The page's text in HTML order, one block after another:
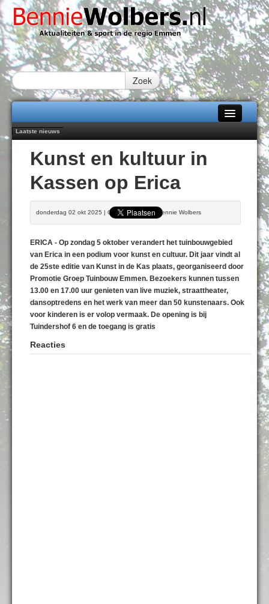
Zoek
Home
Alle categorieën
Over Bennie Wolbers
Fotoboek
Laatste nieuws
Jubileumfeest 35 jaar De Amer
Hunzeloopwandeltocht keert op 19 september 2026 terug naar Zuidlaren
102 kaarsen voor eeuwling Mieke Sijbom-Maatje
Kunst en kultuur in
Kassen op Erica
donderdag 02 okt 2025 | Geschreven door Bennie Wolbers
ERICA - Op zondag 5 oktober verandert het tuinbouwgebied
van Erica in een podium voor kunst en cultuur. Dit jaar vindt al
de 25ste editie van Kunst in de Kas plaats, georganiseerd door
Promotie Groep Tuinbouw Emmen. Bezoekers kunnen tussen
13.00 en 17.00 uur genieten van live muziek, straattheater,
dansoptredens en het werk van meer dan 50 kunstenaars. Ook
voor kinderen is er volop vermaak. De opening is bij
Tuindershof 6 en de toegang is gratis
Reacties